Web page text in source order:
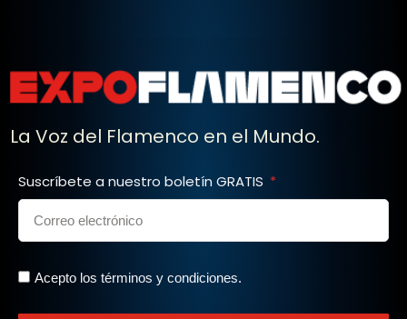
La Voz del Flamenco en el Mundo.
Suscríbete a nuestro boletín GRATIS
Acepto los términos y condiciones.